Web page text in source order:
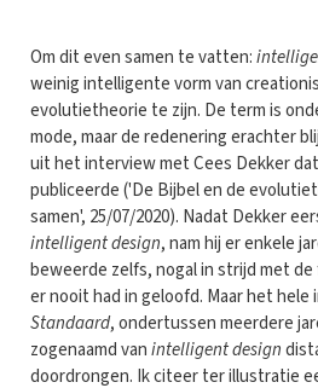
Om dit even samen te vatten:
weinig intelligente vorm van
evolutietheorie te zijn. De term is
mode, maar de redenering erachter
uit het interview met Cees Dekker dat
publiceerde ('De Bijbel en de
samen', 25/07/2020). Nadat Dekker
intelligent design, nam hij er enkele
beweerde zelfs, nogal in strijd met
er nooit had in geloofd. Maar het hele
Standaard, ondertussen meerdere
zogenaamd vanintelligent design
doordrongen. Ik citeer ter illustratie